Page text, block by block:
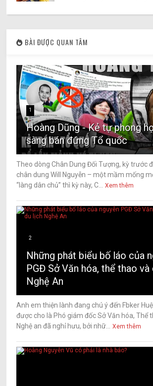
BÀI ĐƯỢC QUAN TÂM
1
Hoàng Dũng - Kẻ tự phong
sàng bán đứng Tổ quốc
Theo dòng Chân Dung Đối Tượng, kỳ trước
chân dung Will Nguyễn – một mầm mống
“làng dân chủ” thì kỳ này, C...
Xem thêm
2
Những phát biểu bố láo của
PGĐ Sở Văn hóa, thể thao và
Nghệ An
Anh em thiện lành đang chú ý đến Fbker
được cho là Phó giám đốc Sở Văn hóa, Thể
Nghệ an đã nghỉ hưu, bởi nhữ...
Xem thêm